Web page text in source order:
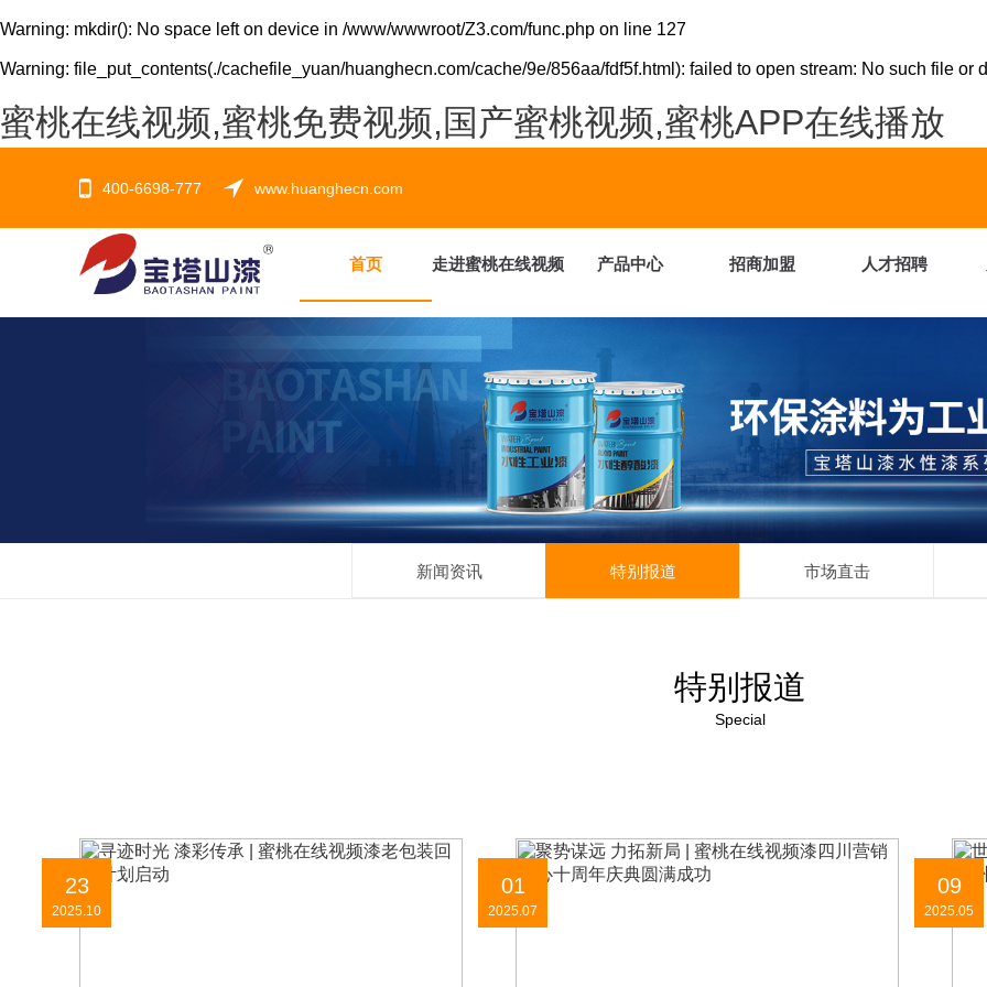
Warning: mkdir(): No space left on device in /www/wwwroot/Z3.com/func.php on line 127
Warning: file_put_contents(./cachefile_yuan/huanghecn.com/cache/9e/856aa/fdf5f.html): failed to open stream: No such file or
蜜桃在线视频,蜜桃免费视频,国产蜜桃视频,蜜桃APP在线播放
400-6698-777 www.huanghecn.com
首页 走进蜜桃在线视频 产品中心 招商加盟 人才招聘
新闻资讯 特别报道 市场直击
特别报道
Special
23
2025.10
01
2025.07
09
2025.05